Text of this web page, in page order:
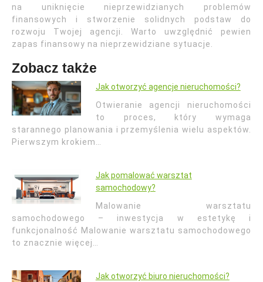
na uniknięcie nieprzewidzianych problemów
finansowych i stworzenie solidnych podstaw do
rozwoju Twojej agencji. Warto uwzględnić pewien
zapas finansowy na nieprzewidziane sytuacje.
Zobacz także
Jak otworzyć agencje nieruchomości?
Otwieranie agencji nieruchomości
to proces, który wymaga
starannego planowania i przemyślenia wielu aspektów.
Pierwszym krokiem…
Jak pomalować warsztat
samochodowy?
Malowanie warsztatu
samochodowego – inwestycja w estetykę i
funkcjonalność Malowanie warsztatu samochodowego
to znacznie więcej…
Jak otworzyć biuro nieruchomości?